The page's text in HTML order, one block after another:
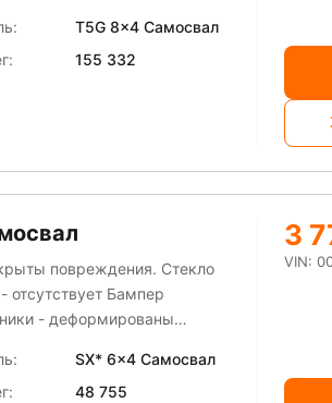
T5G 8x4 Самосвал
155 332
повреждения. Стекло
- деформированы
SX* 6x4 Самосвал
48 755
3
VIN: